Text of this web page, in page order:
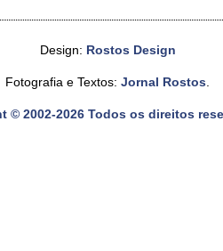
Design: Rostos Design
Fotografia e Textos: Jornal Rostos
© 2002-2026 Todos os direitos